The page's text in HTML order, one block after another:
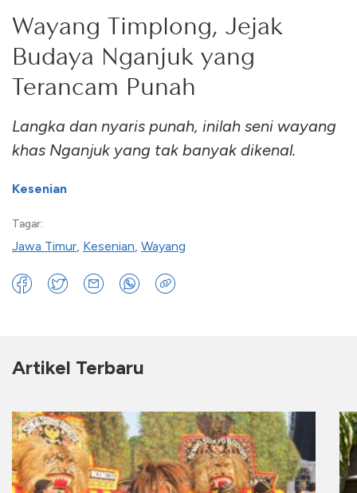
Wayang Timplong, Jejak
Budaya Nganjuk yang
Terancam Punah
Langka dan nyaris punah, inilah seni wayang
khas Nganjuk yang tak banyak dikenal.
Kesenian
Tagar:
Jawa Timur, Kesenian, Wayang
Artikel Terbaru